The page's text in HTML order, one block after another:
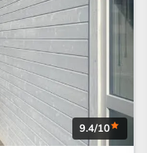
9.4/10